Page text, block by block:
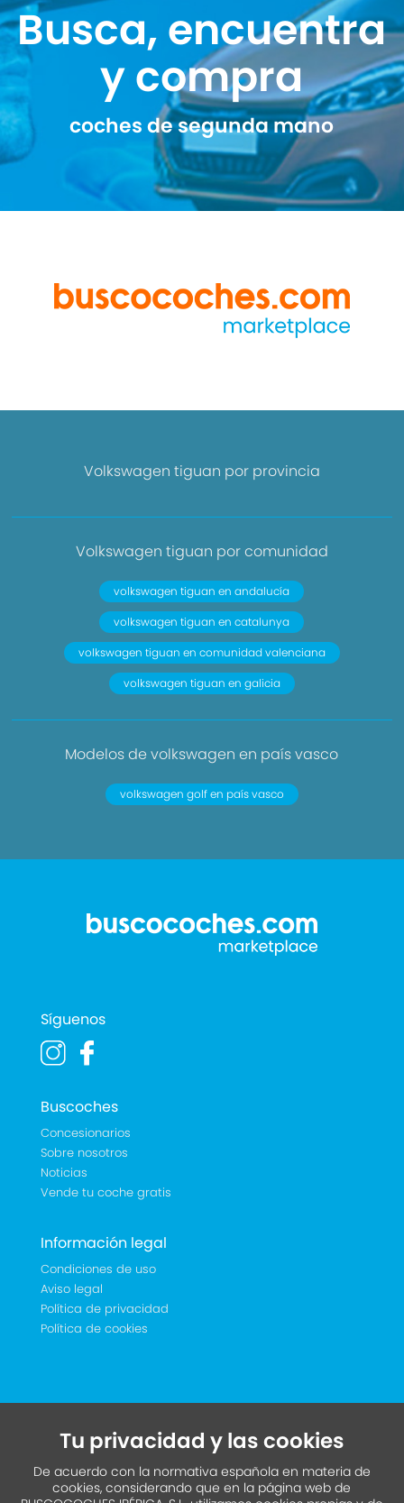
Busca, encuentra
y compra
coches de segunda mano
Volkswagen tiguan por provincia
Volkswagen tiguan por comunidad
volkswagen tiguan en andalucía
volkswagen tiguan en catalunya
volkswagen tiguan en comunidad valenciana
volkswagen tiguan en galicia
Modelos de volkswagen en país vasco
volkswagen golf en país vasco
Síguenos
Buscoches
Concesionarios
Sobre nosotros
Noticias
Vende tu coche gratis
Información legal
Condiciones de uso
Aviso legal
Política de privacidad
Política de cookies
Tu privacidad y las cookies
De acuerdo con la normativa española en materia de
cookies, considerando que en la página web de